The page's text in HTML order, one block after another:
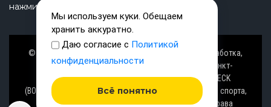
нажмите Ctrl+Enter и напишите нам.
© Завод TimeTrial (ТаймТриал) - производство, разработка,
проектирование надувных изделий, товаров в Санкт-
Петербурге с 2000 г. из ПВХ (PVC), ТПУ (TPU), AIRDECK
(ВОЗДУШНАЯ ПАЛУБА), OXFORD (ОКСФОРД) ткани для спорта,
активного отдыха на воде и аттракционов. Все права
Мы используем куки. Обещаем
хранить аккуратно.
Даю согласие с Политикой
конфиденциальности
Всё понятно